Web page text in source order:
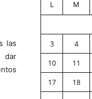
las
dar
L M
3
4
10
11
17
18